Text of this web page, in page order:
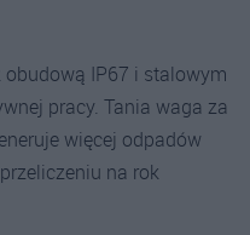
obudową IP67 i stalowym
pracy. Tania waga za
więcej odpadów
na rok